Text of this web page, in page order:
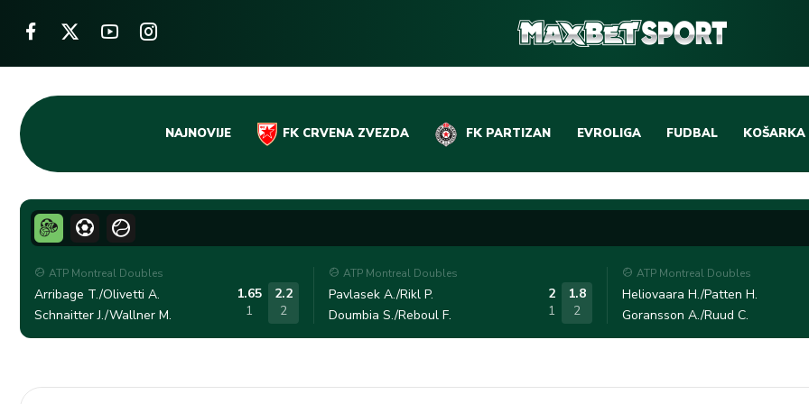
Skip
content
NAJNOVIJE FK CRVENA ZVEZDA FK PARTIZAN EVROLIGA FUDBAL
DOMAĆI FUDBAL
LIGE PETICE
OSTALE LIGE
KOŠARKA
EVROLIGA
ABA LIGA
ATP Montreal Doubles
Arribage T./Olivetti A.
Schnaitter J./Wallner M.
1.65
1
2.2
2
ATP Montreal Doubles
Pavlasek A./Rikl P.
Doumbia S./Reboul F.
2
1
1.8
2
ATP Montreal Doubles
Heliovaara H./Patten H.
Goransson A./Ruud C.